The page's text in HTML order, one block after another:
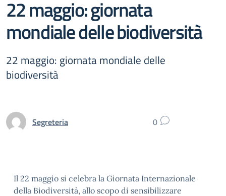
22 maggio: giornata
mondiale delle biodiversità
22 maggio: giornata mondiale delle
biodiversità
Segreteria 0
Il 22 maggio si celebra la Giornata Internazionale
della Biodiversità, allo scopo di sensibilizzare